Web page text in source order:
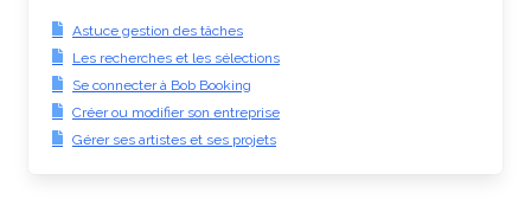
Astuce gestion des tâches
Les recherches et les sélections
Se connecter à Bob Booking
Créer ou modifier son entreprise
Gérer ses artistes et ses projets